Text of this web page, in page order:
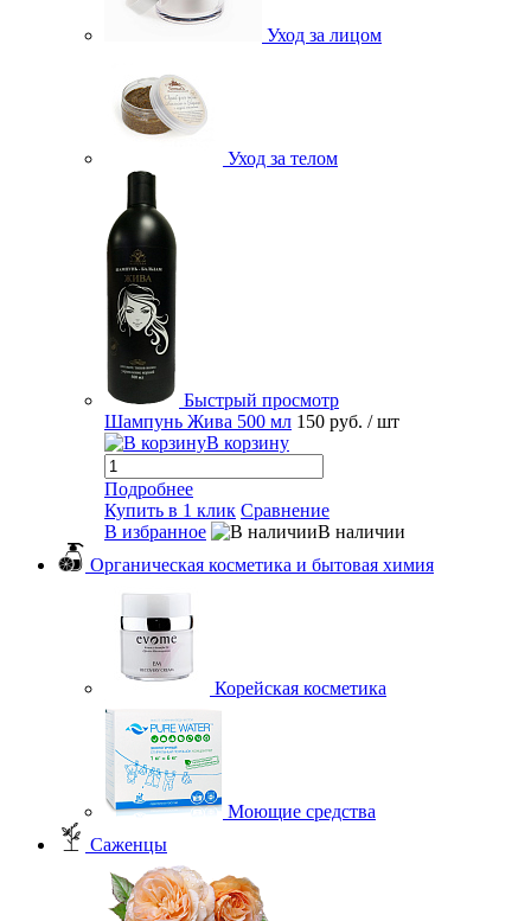
Уход за лицом
Уход за телом
Быстрый просмотр
Шампунь Жива 500 мл 150 руб. / шт
В корзину
Подробнее
Купить в 1 клик Сравнение
В избранное
В наличии
Органическая косметика и бытовая химия
Корейская косметика
Моющие средства
Саженцы